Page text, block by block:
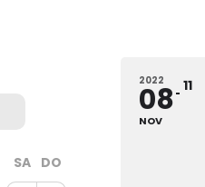
SA DO
2022
08
NOV
11